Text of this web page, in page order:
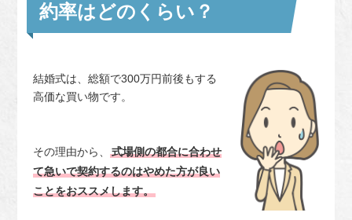
約率はどのくらい？
結婚式は、総額で300万円前後もする
高価な買い物です。
その理由から、式場側の都合に合わせ
て急いで契約するのはやめた方が良い
ことをおススメします。